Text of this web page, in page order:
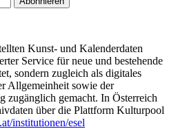
Kunst- und Kalenderdaten
Service für neue und bestehende
sondern zugleich als digitales
Allgemeinheit sowie der
zugänglich gemacht. In Österreich
über die Plattform Kulturpool
institutionen/esel